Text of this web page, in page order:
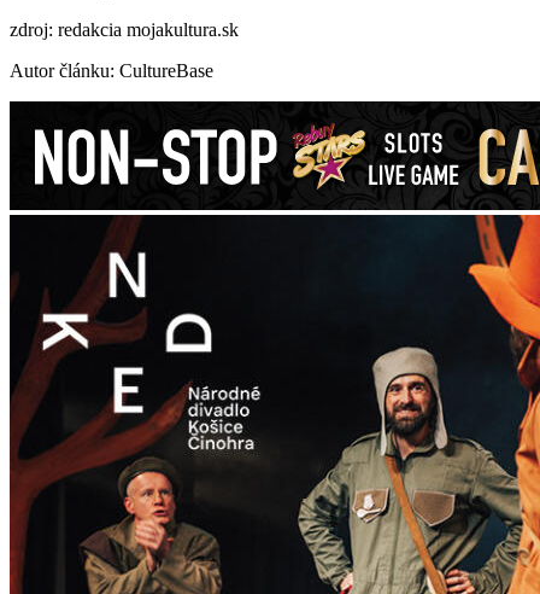
zdroj: redakcia mojakultura.sk
Autor článku: CultureBase